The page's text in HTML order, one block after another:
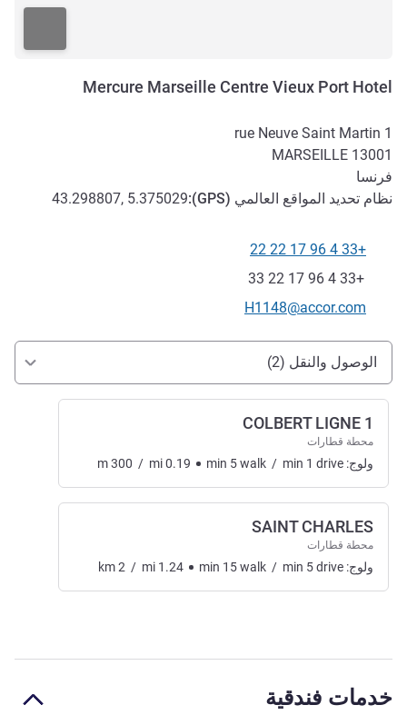
Mercure Marseille Centre Vieux Port Hotel
1 rue Neuve Saint Martin
13001
MARSEILLE
فرنسا
نظام تحديد المواقع العالمي (GPS
):
43.298807, 5.375029
الهاتف
+33 4 96 17 22 22
فاكس
+33 4 96 17 22 33
تواصل معنا عبر البريد الإلكتروني
H1148@accor.com
الوصول والتنقل
الوصول والنقل (2)
COLBERT LIGNE 1
محطة قطارات
ولوج: m300 / mi0.19 min 5walk / min 1 drive
SAINT CHARLES
محطة قطارات
ولوج: km2 / mi 1.24 min 15walk / min 5drive
خدمات فندقية